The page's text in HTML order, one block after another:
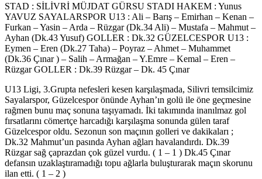
STAD : SİLİVRİ MÜJDAT GÜRSU STADI HAKEM : Yunus
YAVUZ SAYALARSPOR U13 : Ali – Barış – Emirhan – Kenan –
Furkan – Yasin – Arda – Rüzgar (Dk.34 Ali) – Mustafa – Mahmut –
Ayhan (Dk.43 Yusuf) GOLLER : Dk.32 GÜZELCESPOR U13 :
Eymen – Eren (Dk.27 Taha) – Poyraz – Ahmet – Muhammet
(Dk.36 Çınar ) – Salih – Armağan – Y.Emre – Kemal – Eren –
Rüzgar GOLLER : Dk.39 Rüzgar – Dk. 45 Çınar
U13 Ligi, 3.Grupta nefesleri kesen karşılaşmada, Silivri temsilcimiz
Sayalarspor, Güzelcespor önünde Ayhan’ın golü ile öne geçmesine
rağmen bunu maç sonuna taşıyamadı. İki takımında inanılmaz gol
fırsatlarını cömertçe harcadığı karşılaşma sonunda gülen taraf
Güzelcespor oldu. Sezonun son maçının golleri ve dakikaları ;
Dk.32 Mahmut’un pasında Ayhan ağları havalandırdı. Dk.39
Rüzgar sağ çaprazdan çok güzel vurdu. ( 1 – 1 ) Dk.45 Çınar
defansın uzaklaştıramadığı topu ağlarla buluşturarak maçın skorunu
ilan etti. ( 1 – 2 )